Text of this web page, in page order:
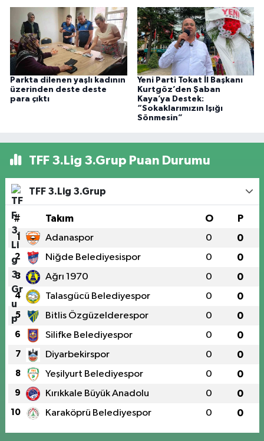
Parkta dilenen yaşlı kadının
üzerinden deste deste
para çıktı
Yeni Parti Tokat İl Başkanı
Kurtgöz’den Şaban
Kaya’ya Destek:
“Sokaklarımızın Işığı
Sönmesin”
TFF 3.Lig 3.Grup Puan Durumu
TFF 3.Lig 3.Grup
# Takım O P
1 Adanaspor 0 0
2 Niğde Belediyesispor 0 0
3 Ağrı 1970 0 0
4 Talasgücü Belediyespor 0 0
5 Bitlis Özgüzelderespor 0 0
6 Silifke Belediyespor 0 0
7 Diyarbekirspor 0 0
8 Yeşilyurt Belediyespor 0 0
9 Kırıkkale Büyük Anadolu 0 0
10 Karaköprü Belediyespor 0 0